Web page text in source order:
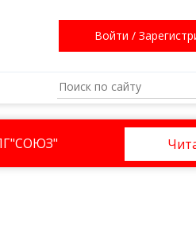
Войти /